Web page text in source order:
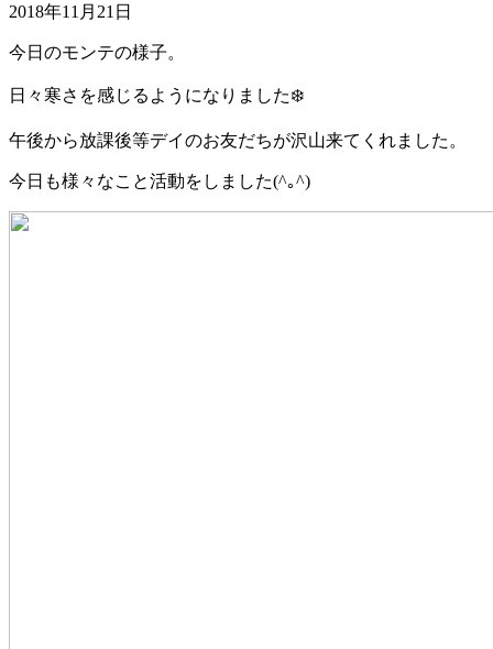
2018年11月21日
今日のモンテの様子。
日々寒さを感じるようになりました❄️
午後から放課後等デイのお友だちが沢山来てくれました。
今日も様々なこと活動をしました(^｡^)